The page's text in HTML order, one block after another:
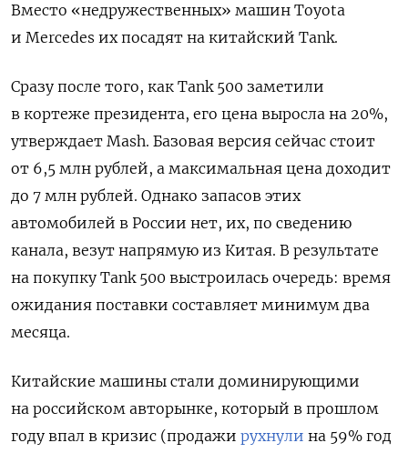
Вместо «недружественных» машин Toyota
и Mercedes их посадят на китайский Tank.
Сразу после того, как Tank 500 заметили
в кортеже президента, его цена выросла на 20%,
утверждает Mash. Базовая версия сейчас стоит
от 6,5 млн рублей, а максимальная цена доходит
до 7 млн рублей. Однако запасов этих
автомобилей в России нет, их, по сведению
канала, везут напрямую из Китая. В результате
на покупку Tank 500 выстроилась очередь: время
ожидания поставки составляет минимум два
месяца.
Китайские машины стали доминирующими
на российском авторынке, который в прошлом
году впал в кризис (продажи рухнули на 59% год